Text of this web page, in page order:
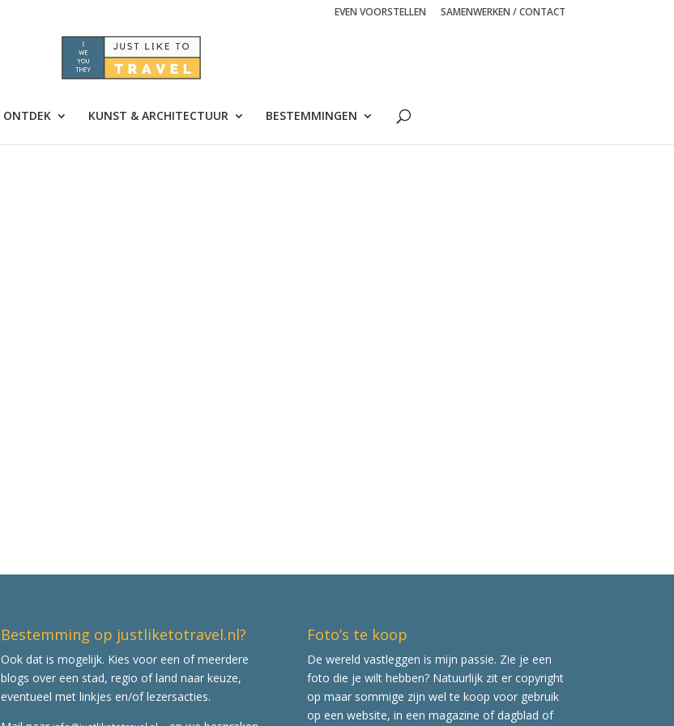
EVEN VOORSTELLEN SAMENWERKEN / CONTACT
ONTDEK KUNST & ARCHITECTUUR BESTEMMINGEN
Bestemming op justliketotravel.nl?
Ook dat is mogelijk. Kies voor een of meerdere
blogs over een stad, regio of land naar keuze,
eventueel met linkjes en/of lezersacties.
Foto’s te koop
De wereld vastleggen is mijn passie. Zie je een
foto die je wilt hebben? Natuurlijk zit er copyright
op maar sommige zijn wel te koop voor gebruik
op een website, in een magazine of dagblad of